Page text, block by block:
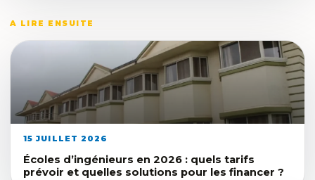
A LIRE ENSUITE
15 JUILLET 2026
Écoles d’ingénieurs en 2026 : quels tarifs
prévoir et quelles solutions pour les financer ?